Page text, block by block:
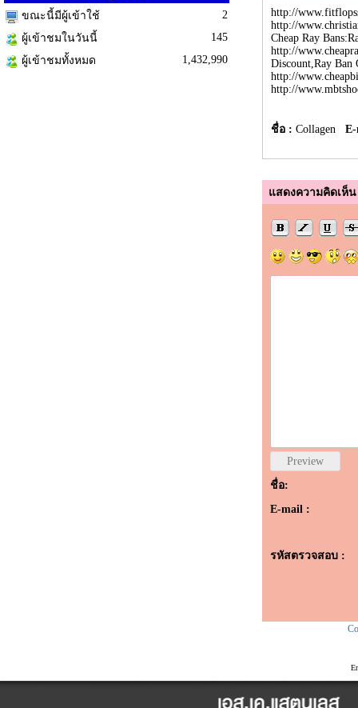
ขณะนี้มีผู้เข้าใช้
2
ผู้เข้าชมในวันนี้
145
ผู้เข้าชมทั้งหมด
1,432,990
http://
http://
Cheap Ray Bans:
http://
Discount,Ray Ban
http://
http://
ชื่อ : Collagen
แสดงความคิดเห็น
ชื่อ:
E-mail :
รหัสตรวจสอบ :